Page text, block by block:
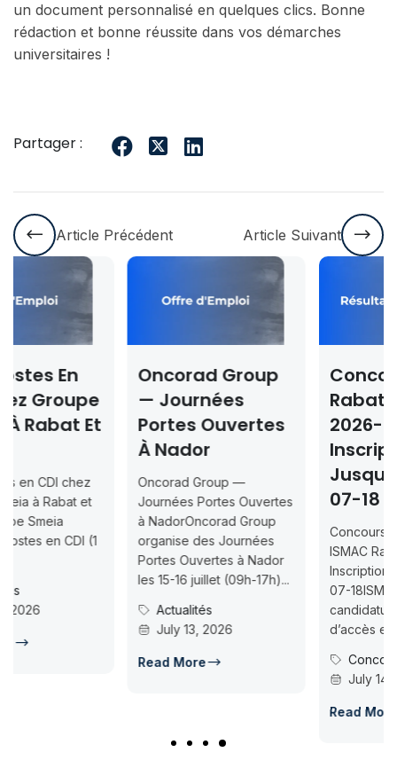
un document personnalisé en quelques clics. Bonne
rédaction et bonne réussite dans vos démarches
universitaires !
Partager :
Article Précédent Article Suivant
Oncorad Group
— Journées
Portes Ouvertes
Oncorad Group —
Journées Portes Ouvertes
à NadorOncorad Group
organise des Journées
Portes Ouvertes à Nador
les 15-16 juillet (09h-17h)...
Concours ISMAC
Rabat & Dakhla
2026-2027 —
Jusqu’au 2026-
07-18
Concours d’accès L1
ISMAC Rabat & Dakhla —
Inscription jusqu’au 2026-
07-18ISMAC ouvre les
candidatures au concours
d’accès en L1 pour...
Concours Post-Bac